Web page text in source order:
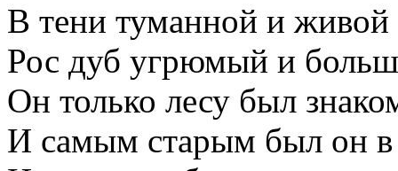
В тени туманной и живой
Рос дуб угрюмый и
Он только лесу был
И самым старым был он